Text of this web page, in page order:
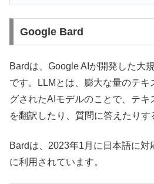
Google Bard
Bardは、Google AIが開発した大
です。LLMとは、膨大な量のテキ
グされたAIモデルのことで、テ
を翻訳したり、質問に答えたりす
Bardは、2023年1月に日本語に対
に利用されています。